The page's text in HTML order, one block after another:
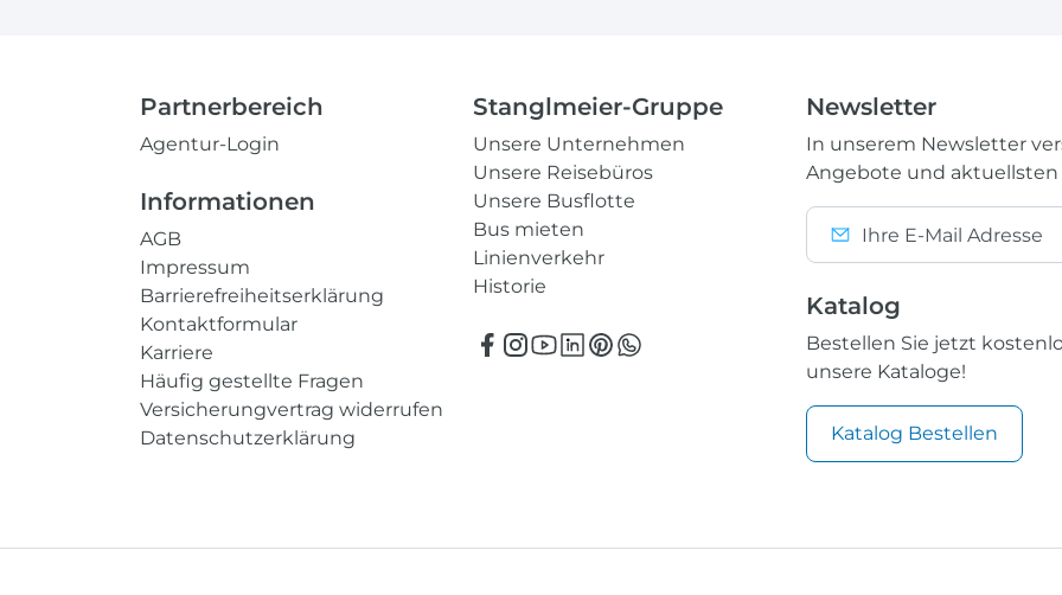
Partnerbereich
Agentur-Login
Informationen
AGB
Impressum
Barrierefreiheitserklärung
Kontaktformular
Karriere
Häufig gestellte Fragen
Versicherungvertrag widerrufen
Datenschutzerklärung
Stanglmeier-Gruppe
Unsere Unternehmen
Unsere Reisebüros
Unsere Busflotte
Bus mieten
Linienverkehr
Historie
Newsletter
In unserem Newsletter
Angebote und aktuellsten
Katalog
Bestellen Sie jetzt
unsere Kataloge!
Katalog Bestellen